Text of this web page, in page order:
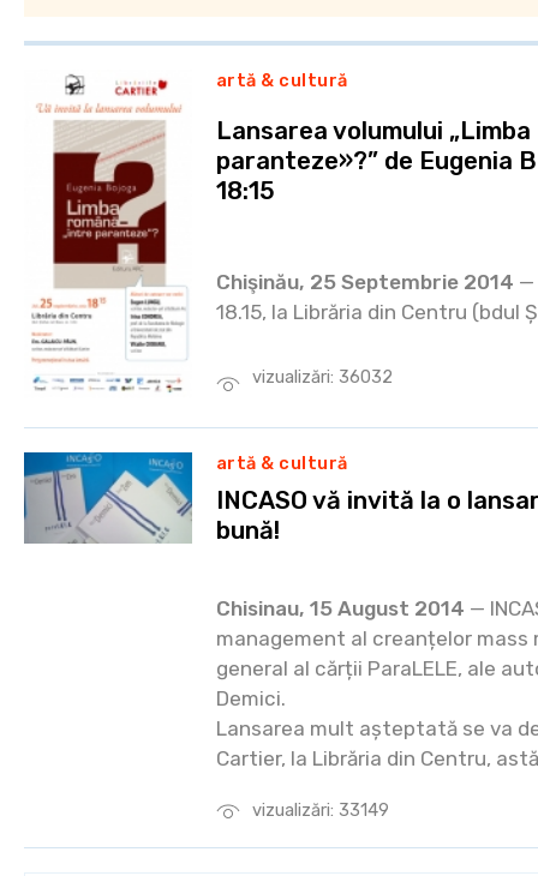
vizualizări: 36032
artă & cultură
Lansarea volumului
paranteze»?” de Eugenia
18:15
Chişinău, 25 Septembrie 2014 —
18.15, la Librăria din Centru (bdul
vizualizări: 33149
artă & cultură
INCASO vă invită la o
bună!
Chisinau, 15 August 2014 —
management al creanțelor mass
general al cărții ParaLELE, ale
Demici.
Lansarea mult așteptată se va
Cartier, la Librăria din Centru,